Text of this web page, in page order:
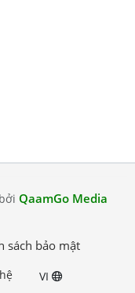
QaamGo Media
sách bảo mật
VI